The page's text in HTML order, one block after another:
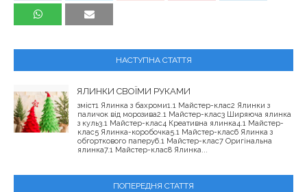
НАСТУПНА СТАТТЯ
ЯЛИНКИ СВОЇМИ РУКАМИ
зміст1 Ялинка з бахроми1.1 Майстер-клас2 Ялинки з
паличок від морозива2.1 Майстер-клас3 Ширяюча ялинка
з куль3.1 Майстер-клас4 Креативна ялинка4.1 Майстер-
клас5 Ялинка-коробочка5.1 Майстер-клас6 Ялинка з
обгорткового паперу6.1 Майстер-клас7 Оригінальна
ялинка7.1 Майстер-клас8 Ялинка...
ПОПЕРЕДНЯ СТАТТЯ